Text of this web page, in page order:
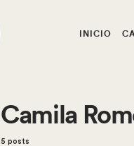
INICIO
Camila
5 posts